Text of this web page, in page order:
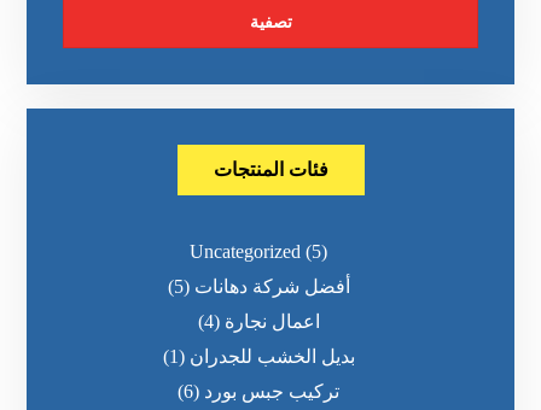
تصفية
فئات المنتجات
Uncategorized (5)
أفضل شركة دهانات (5)
اعمال نجارة (4)
بديل الخشب للجدران (1)
تركيب جبس بورد (6)